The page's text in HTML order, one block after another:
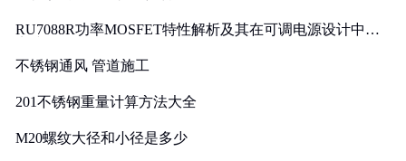
RU7088R功率MOSFET特性解析及其在可调电源设计中的
不锈钢通风 管道施工
201不锈钢重量计算方法大全
M20螺纹大径和小径是多少